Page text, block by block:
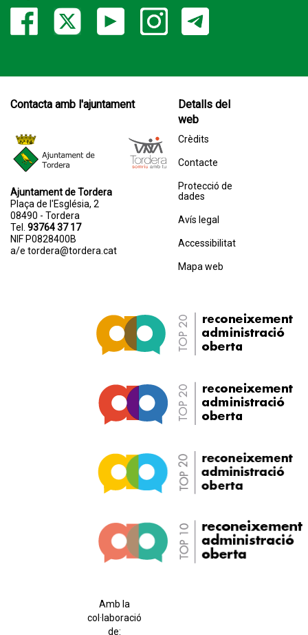
Contacta amb l'ajuntament
Ajuntament de Tordera
Plaça de l'Església, 2
08490 - Tordera
Tel. 93764 37 17
NIF P0828400B
a/e tordera@tordera.cat
Detalls del
web
Crèdits
Contacte
Protecció de
dades
Avís legal
Accessibilitat
Mapa web
Amb la
col·laboració
de: